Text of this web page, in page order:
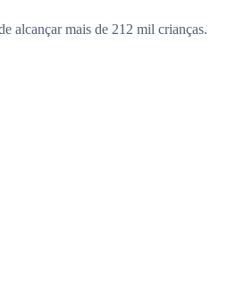
alcançar mais de 212 mil crianças.